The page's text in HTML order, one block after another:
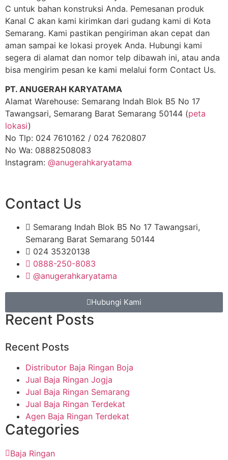
C untuk bahan konstruksi Anda. Pemesanan produk
Kanal C akan kami kirimkan dari gudang kami di Kota
Semarang. Kami pastikan pengiriman akan cepat dan
aman sampai ke lokasi proyek Anda. Hubungi kami
segera di alamat dan nomor telp dibawah ini, atau anda
bisa mengirim pesan ke kami melalui form Contact Us.
PT. ANUGERAH KARYATAMA
Alamat Warehouse: Semarang Indah Blok B5 No 17
Tawangsari, Semarang Barat Semarang 50144 (peta
lokasi)
No Tlp: 024 7610162 / 024 7620807
No Wa: 08882508083
Instagram: @anugerahkaryatama
Contact Us
Semarang Indah Blok B5 No 17 Tawangsari,
Semarang Barat Semarang 50144
024 35320138
0888-250-8083
@anugerahkaryatama
Hubungi Kami
Recent Posts
Recent Posts
Distributor Baja Ringan Boja
Jual Baja Ringan Jogja
Jual Baja Ringan Semarang
Jual Baja Ringan Terdekat
Agen Baja Ringan Terdekat
Categories
Baja Ringan